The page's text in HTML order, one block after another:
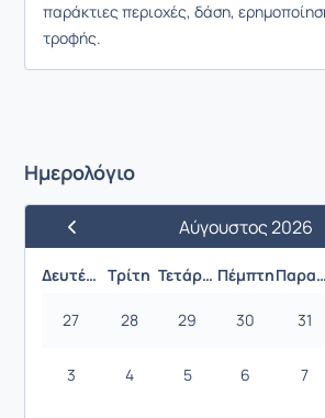
παράκτιες περιοχές, δάση,
τροφής.
Ημερολόγιο
Προηγούμενος ΜήναςΑύγουστος 2026
Δευτέρα Τρίτη Τετάρτη Πέμπτη Παρασκευή
27 28 29 30 31
3 4 5 6 7